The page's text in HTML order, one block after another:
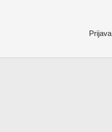
Prijava